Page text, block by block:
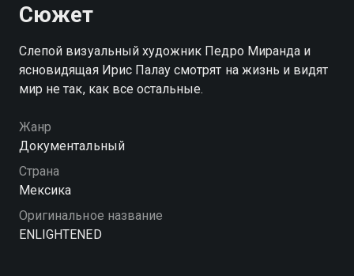
Сюжет
Слепой визуальный художник Педро Миранда и
ясновидящая Ирис Палау смотрят на жизнь и видят
мир не так, как все остальные.
Жанр
Документальный
Страна
Мексика
Оригинальное название
ENLIGHTENED